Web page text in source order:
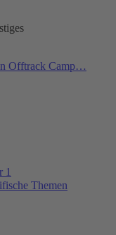
Offtrack Camp…
1
Themen